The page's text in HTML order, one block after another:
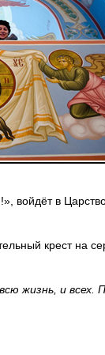
войдёт в
крест на
жизнь, и